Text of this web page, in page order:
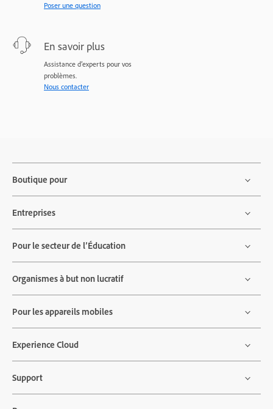
Poser une question
En savoir plus
Assistance d’experts pour vos
problèmes.
Nous contacter
Boutique pour
Entreprises
Pour le secteur de l’Éducation
Organismes à but non lucratif
Pour les appareils mobiles
Experience Cloud
Support